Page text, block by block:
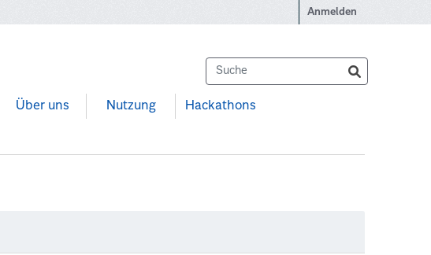
Anmelden
Über uns Nutzung Hackathons